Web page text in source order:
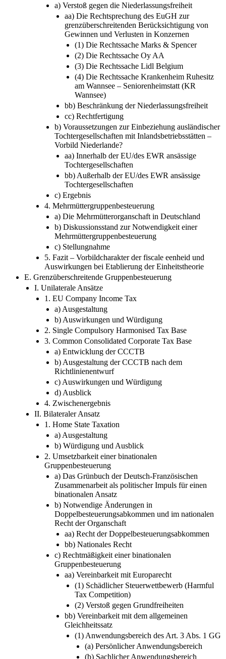
a) Verstoß gegen die Niederlassungsfreiheit
aa) Die Rechtsprechung des EuGH zur
grenzüberschreitenden Berücksichtigung von
Gewinnen und Verlusten in Konzernen
(1) Die Rechtssache Marks & Spencer
(2) Die Rechtssache Oy AA
(3) Die Rechtssache Lidl Belgium
(4) Die Rechtssache Krankenheim Ruhesitz
am Wannsee – Seniorenheimstatt (KR
Wannsee)
bb) Beschränkung der Niederlassungsfreiheit
cc) Rechtfertigung
b) Voraussetzungen zur Einbeziehung ausländischer
Tochtergesellschaften mit Inlandsbetriebsstätten –
Vorbild Niederlande?
aa) Innerhalb der EU/des EWR ansässige
Tochtergesellschaften
bb) Außerhalb der EU/des EWR ansässige
Tochtergesellschaften
c) Ergebnis
4. Mehrmüttergruppenbesteuerung
a) Die Mehrmütterorganschaft in Deutschland
b) Diskussionsstand zur Notwendigkeit einer
Mehrmüttergruppenbesteuerung
c) Stellungnahme
5. Fazit – Vorbildcharakter der fiscale eenheid und
Auswirkungen bei Etablierung der Einheitstheorie
E. Grenzüberschreitende Gruppenbesteuerung
I. Unilaterale Ansätze
1. EU Company Income Tax
a) Ausgestaltung
b) Auswirkungen und Würdigung
2. Single Compulsory Harmonised Tax Base
3. Common Consolidated Corporate Tax Base
a) Entwicklung der CCCTB
b) Ausgestaltung der CCCTB nach dem
Richtlinienentwurf
c) Auswirkungen und Würdigung
d) Ausblick
4. Zwischenergebnis
II. Bilateraler Ansatz
1. Home State Taxation
a) Ausgestaltung
b) Würdigung und Ausblick
2. Umsetzbarkeit einer binationalen
Gruppenbesteuerung
a) Das Grünbuch der Deutsch-Französischen
Zusammenarbeit als politischer Impuls für einen
binationalen Ansatz
b) Notwendige Änderungen in
Doppelbesteuerungsabkommen und im nationalen
Recht der Organschaft
aa) Recht der Doppelbesteuerungsabkommen
bb) Nationales Recht
c) Rechtmäßigkeit einer binationalen
Gruppenbesteuerung
aa) Vereinbarkeit mit Europarecht
(1) Schädlicher Steuerwettbewerb (Harmful
Tax Competition)
(2) Verstoß gegen Grundfreiheiten
bb) Vereinbarkeit mit dem allgemeinen
Gleichheitssatz
(1) Anwendungsbereich des Art. 3 Abs. 1 GG
(a) Persönlicher Anwendungsbereich
(b) Sachlicher Anwendungsbereich